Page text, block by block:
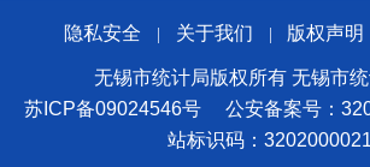
隐私安全 关于我们 版权声明
无锡市统计局版权所有 无锡市
苏ICP备09024546号
公安备案号：
站标识码：3202000021